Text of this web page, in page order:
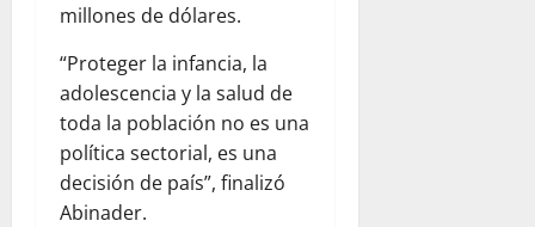
millones de dólares.
“Proteger la infancia, la
adolescencia y la salud de
toda la población no es una
política sectorial, es una
decisión de país”, finalizó
Abinader.